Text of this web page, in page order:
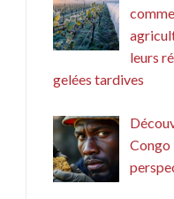
leurs
gelées tardives
Congo